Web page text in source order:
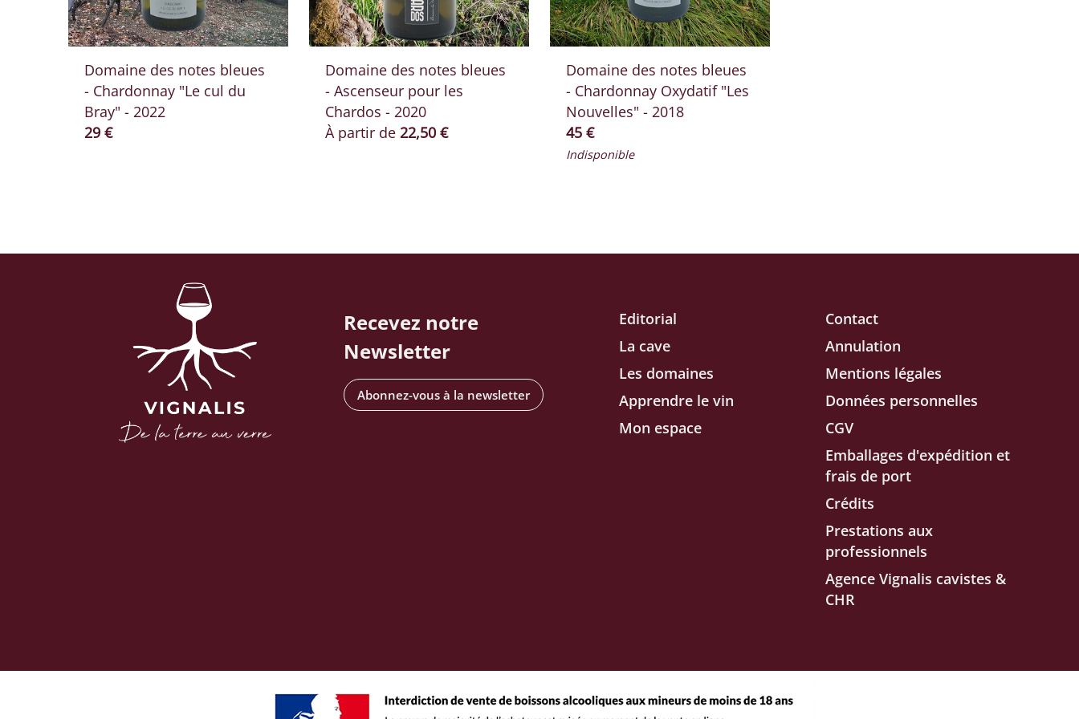
Domaine des notes bleues
- Chardonnay "Le cul du
Bray" - 2022
Prix ​​actuel
29 €
Domaine des notes bleues
- Ascenseur pour les
Chardos - 2020
À partir de Prix ​​actuel
22,50 €
Domaine des notes bleues
- Chardonnay Oxydatif "Les
Nouvelles" - 2018
Prix ​​actuel
45 €
Indisponible
Recevez notre
Newsletter
Abonnez-vous à la newsletter
Editorial
La cave
Les domaines
Apprendre le vin
Mon espace
Contact
Annulation
Mentions légales
Données personnelles
CGV
Emballages d'expédition et
frais de port
Crédits
Prestations aux
professionnels
Agence Vignalis cavistes &
CHR